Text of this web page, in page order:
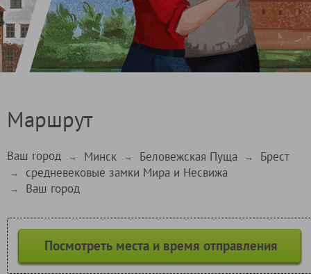
Маршрут
Ваш город → Минск → Беловежская Пуща → Брест
→ средневековые замки Мира и Несвижа
→ Ваш город
Посмотреть места и время отправления